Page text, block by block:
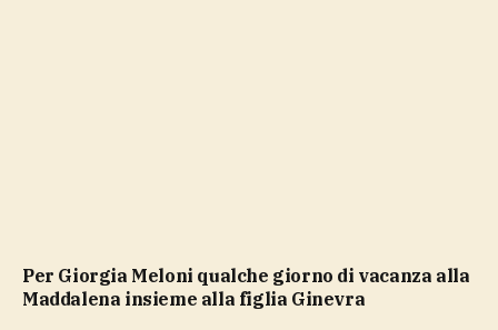
Per Giorgia Meloni qualche giorno di vacanza alla
Maddalena insieme alla figlia Ginevra